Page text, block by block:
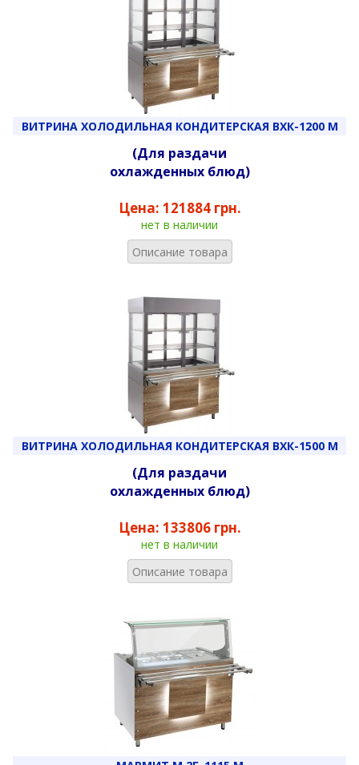
ВИТРИНА ХОЛОДИЛЬНАЯ КОНДИТЕРСКАЯ ВХК-1200 М
(Для раздачи
охлажденных блюд)
Цена: 121884 грн.
нет в наличии
Описание товара
ВИТРИНА ХОЛОДИЛЬНАЯ КОНДИТЕРСКАЯ ВХК-1500 М
(Для раздачи
охлажденных блюд)
Цена: 133806 грн.
нет в наличии
Описание товара